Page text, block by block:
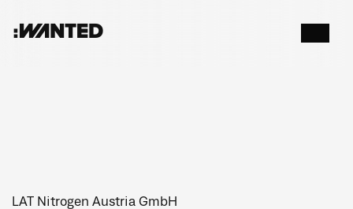
:WANTED
LAT Nitrogen Austria GmbH